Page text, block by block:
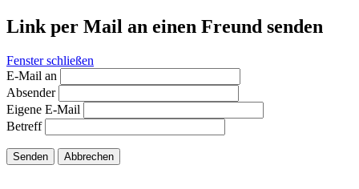
Link per Mail an einen Freund senden
Fenster schließen
E-Mail an
Absender
Eigene E-Mail
Betreff
Senden Abbrechen